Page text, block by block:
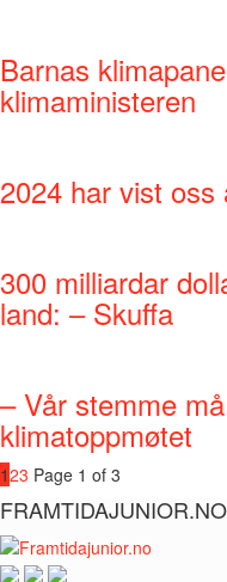
Barnas
klimaministeren
2024 har vist oss
300 milliardar
land: – Skuffa
– Vår stemme
klimatoppmøtet
123 Page 1 of 3
FRAMTIDAJUNIOR.NO